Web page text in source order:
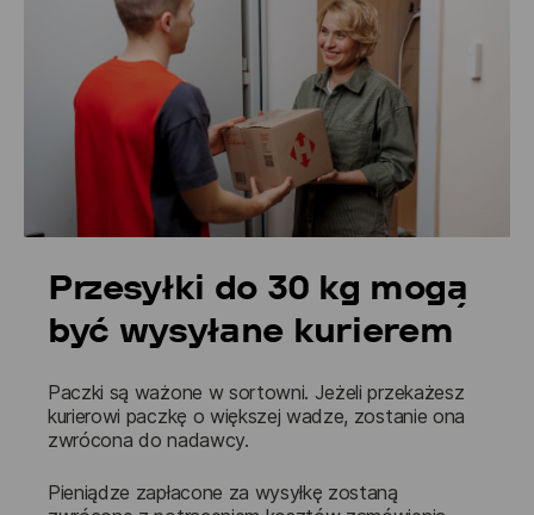
Przesyłki do 30 kg mogą
być wysyłane kurierem
Paczki są ważone w sortowni. Jeżeli przekażesz
kurierowi paczkę o większej wadze, zostanie ona
zwrócona do nadawcy.
Pieniądze zapłacone za wysyłkę zostaną